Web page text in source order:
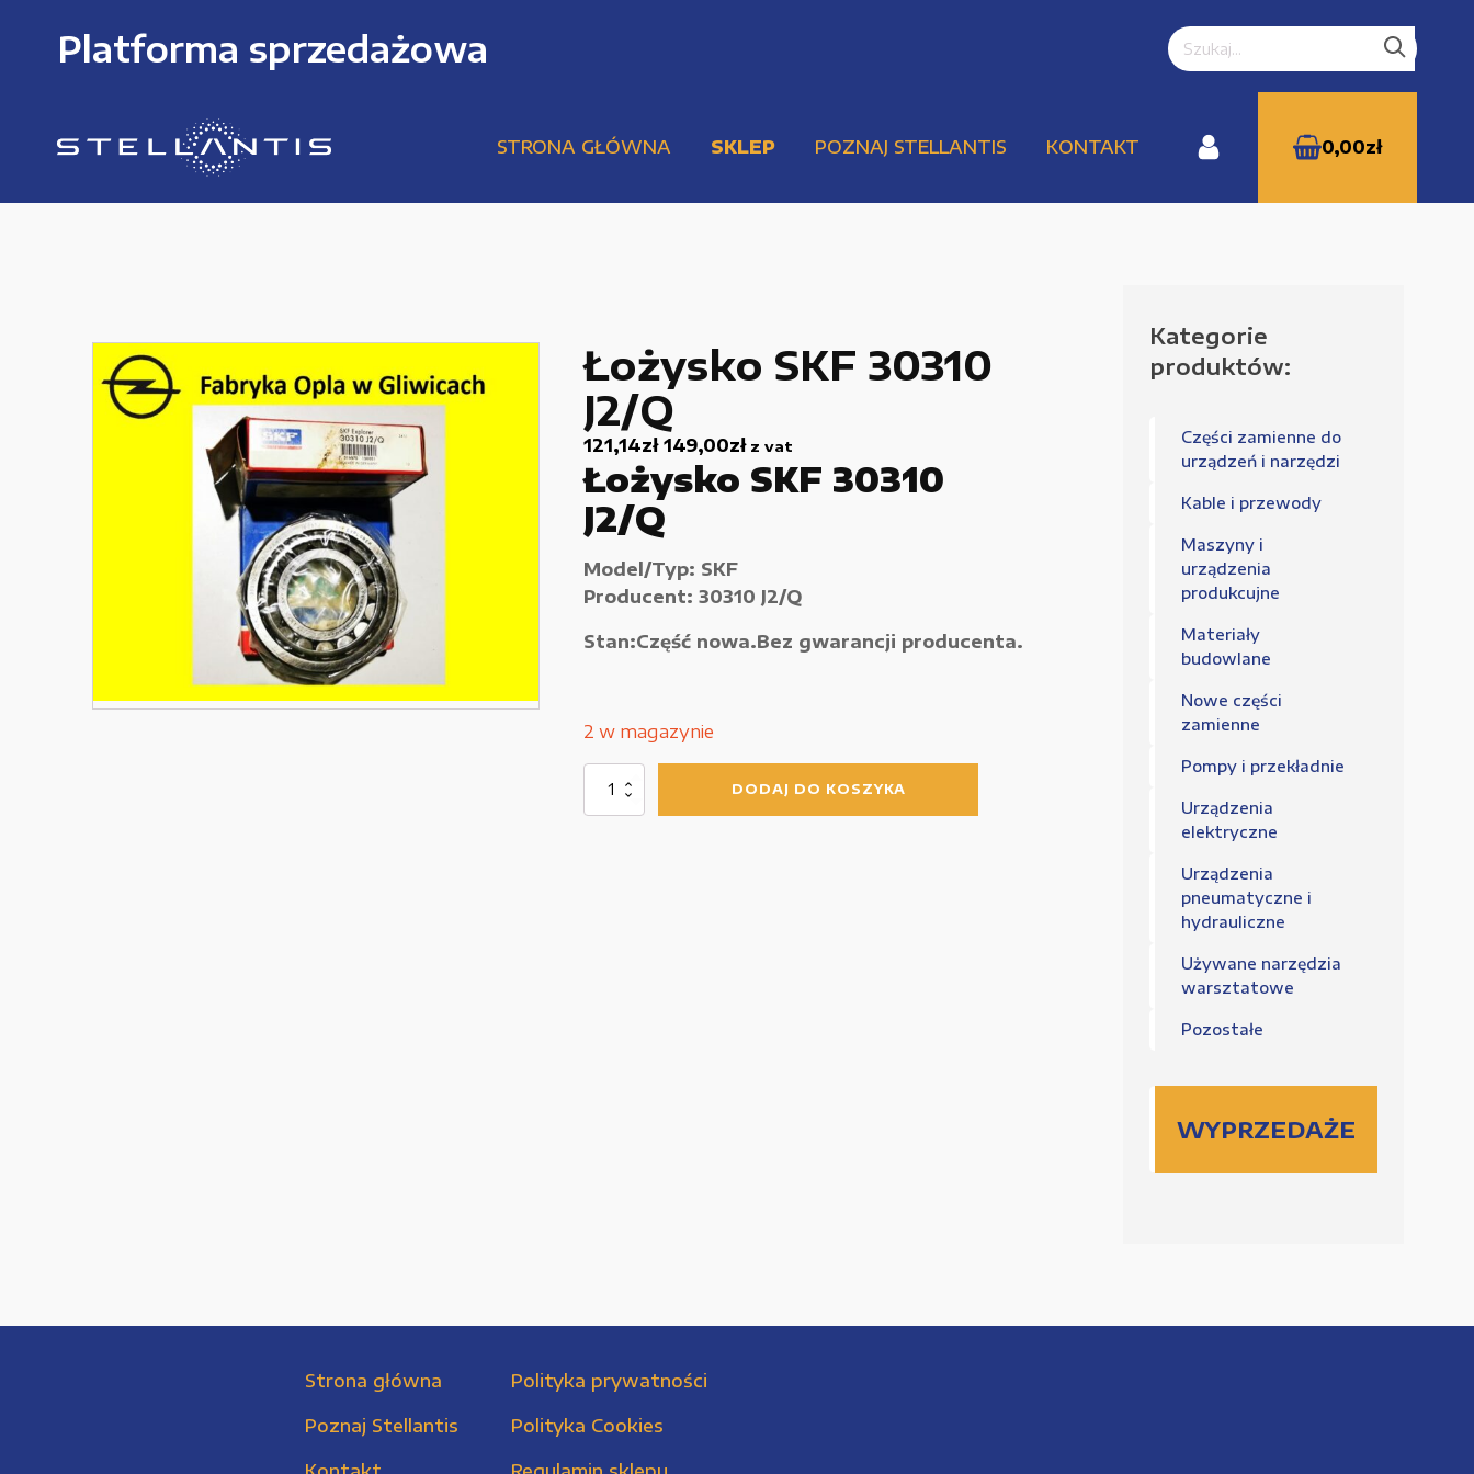
Platforma sprzedażowa
STRONA GŁÓWNA SKLEP POZNAJ STELLANTIS KONTAKT 0,00zł
Części zamienne do urządzeń i narzędzi
Maszyny i urządzenia produkcujne
Materiały budowlane
Nowe części zamienne
Pompy i przekładnie
Urządzenia elektryczne
Urządzenia pneumatyczne i hydrauliczne
Używane narzędzia warsztatowe
Pozostałe
WYPRZEDAŻE
Zamówienie
Regulamin sklepu
Polityka Prywatności
Łożysko SKF 30310
J2/Q
121,14zł 149,00złz vat
Łożysko SKF 30310
J2/Q
Model/Typ: SKF
Producent: 30310 J2/Q
Stan:Część nowa.Bez gwarancji producenta.
2 w magazynie
ilość
Łożysko
DODAJ DO KOSZYKA
Kategorie
produktów:
Części zamienne do
urządzeń i narzędzi
Kable i przewody
Maszyny i
urządzenia
produkcujne
Materiały
budowlane
Nowe części
zamienne
Pompy i przekładnie
Urządzenia
elektryczne
Urządzenia
pneumatyczne i
hydrauliczne
Używane narzędzia
warsztatowe
Pozostałe
WYPRZEDAŻE
Strona główna
Poznaj Stellantis
Polityka prywatności
Polityka Cookies